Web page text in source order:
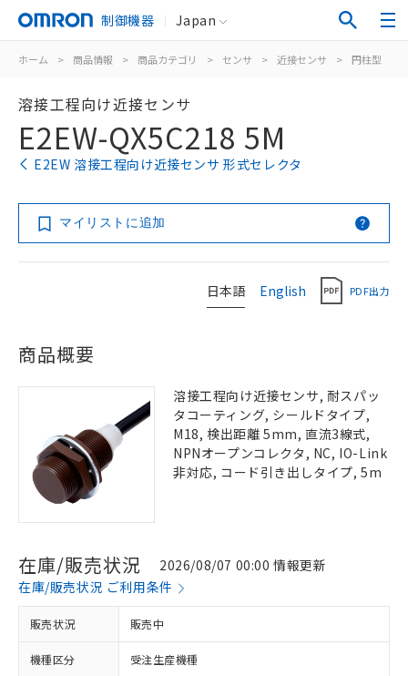
制御機器 Japan
ホーム > 商品情報 > 商品カテゴリ > センサ > 近接センサ > 円柱型
溶接工程向け近接センサ
E2EW-QX5C218 5M
E2EW 溶接工程向け近接センサ 形式セレクタ
マイリストに追加
日本語 English PDF出力
商品概要
溶接工程向け近接センサ, 耐スパッ
タコーティング, シールドタイプ,
M18, 検出距離 5mm, 直流3線式,
NPNオープンコレクタ, NC, IO-Link
非対応, コード引き出しタイプ, 5m
在庫/販売状況
2026/08/07 00:00 情報更新
在庫/販売状況 ご利用条件
販売状況 販売中
機種区分 受注生産機種